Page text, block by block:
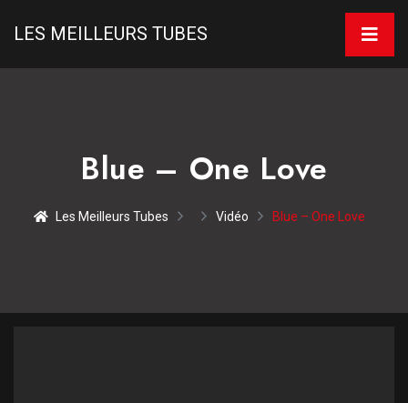
LES MEILLEURS TUBES
Blue – One Love
Les Meilleurs Tubes Vidéo Blue – One Love